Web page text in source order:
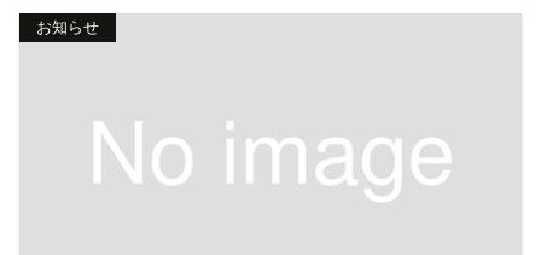
お知らせ